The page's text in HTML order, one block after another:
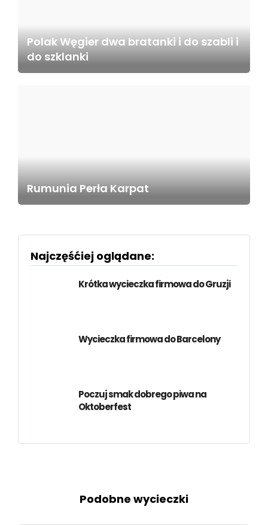
Polak Węgier dwa bratanki i do szabli i
do szklanki
Rumunia Perła Karpat
Najczęśćiej oglądane:
Krótka wycieczka firmowa do Gruzji
Wycieczka firmowa do Barcelony
Poczuj smak dobrego piwa na
Oktoberfest
Podobne wycieczki